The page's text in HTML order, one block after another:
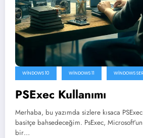
WINDOWS 10 WINDOWS 11 WINDOWS
PSExec Kullanımı
Merhaba, bu yazımda sizlere kısaca
basitçe bahsedeceğim. PsExec,
bir…